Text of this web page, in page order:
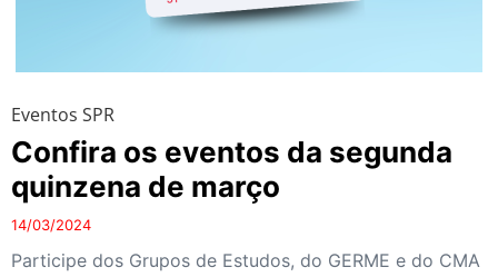
Eventos SPR
Confira os eventos da segunda
quinzena de março
14/03/2024
Participe dos Grupos de Estudos, do GERME e do CMA